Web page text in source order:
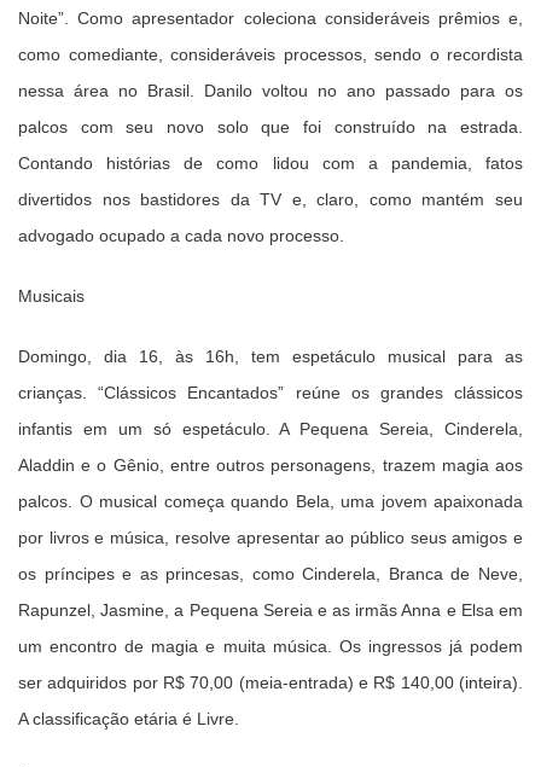
Noite”. Como apresentador coleciona consideráveis ​​prêmios e,
como comediante, consideráveis ​​processos, sendo o recordista
nessa área no Brasil. Danilo voltou no ano passado para os
palcos com seu novo solo que foi construído na estrada.
Contando histórias de como lidou com a pandemia, fatos
divertidos nos bastidores da TV e, claro, como mantém seu
advogado ocupado a cada novo processo.
Musicais
Domingo, dia 16, às 16h, tem espetáculo musical para as
crianças. “Clássicos Encantados” reúne os grandes clássicos
infantis em um só espetáculo. A Pequena Sereia, Cinderela,
Aladdin e o Gênio, entre outros personagens, trazem magia aos
palcos. O musical começa quando Bela, uma jovem apaixonada
por livros e música, resolve apresentar ao público seus amigos e
os príncipes e as princesas, como Cinderela, Branca de Neve,
Rapunzel, Jasmine, a Pequena Sereia e as irmãs Anna e Elsa em
um encontro de magia e muita música. Os ingressos já podem
ser adquiridos por R$ 70,00 (meia-entrada) e R$ 140,00 (inteira).
A classificação etária é Livre.